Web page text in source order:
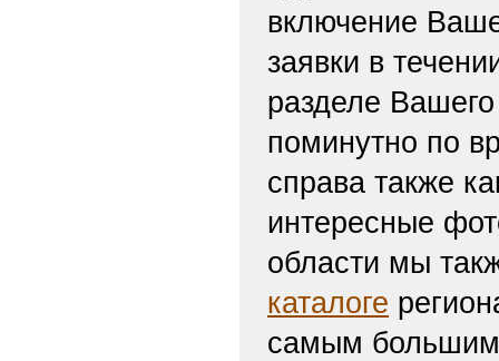
включение
заявки в
разделе
поминутно по
справа также
интересные
области мы
каталоге
самым большим